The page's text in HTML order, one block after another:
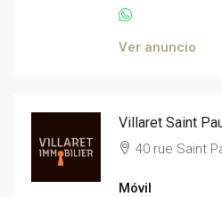
Ver anuncio
Villaret Saint
40 rue Saint
Móvil